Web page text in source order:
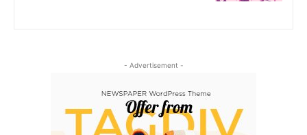
- Advertisement -